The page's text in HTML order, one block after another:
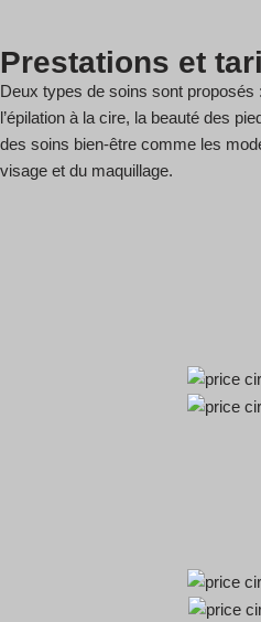
Prestations et
Deux types de soins sont
l’épilation à la cire, la beauté des
des soins bien-être comme les
visage et du maquillage.